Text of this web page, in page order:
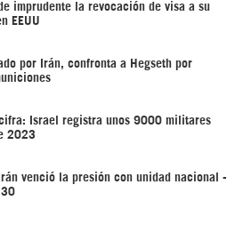
imprudente la revocación de visa a su
EEUU
por Irán, confronta a Hegseth por
cifra: Israel registra unos 9000 militares
2023
venció la presión con unidad nacional -